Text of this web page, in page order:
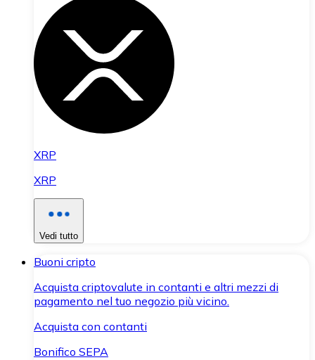
XRP
XRP
Vedi tutto
Buoni cripto
Acquista criptovalute in contanti e altri mezzi di
pagamento nel tuo negozio più vicino.
Acquista con contanti
Bonifico SEPA